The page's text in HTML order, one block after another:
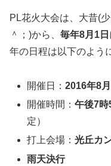
PL花火大会は、大昔(
＾；)から、 毎年8月1日
年の日程は以下のよう
開催日：2016年8月
開催時間：午後7
定）
打上会場：光丘カ
雨天決行